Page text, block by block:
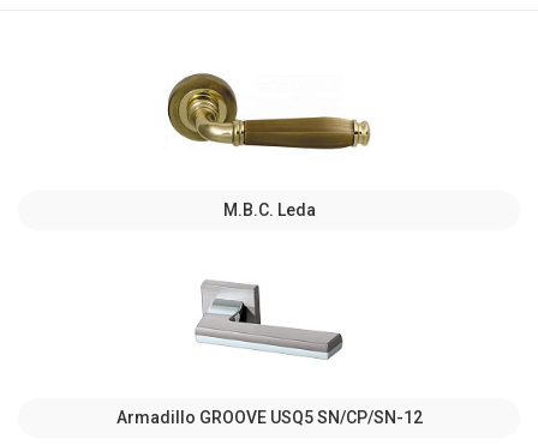
M.B.C. Leda
Armadillo GROOVE USQ5 SN/СР/SN-12